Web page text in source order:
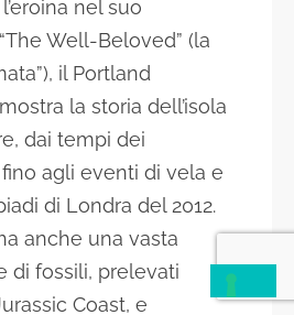
nel suo
Well-Beloved” (la
il Portland
la storia dell’isola
dai tempi dei
agli eventi di vela e
di Londra del 2012.
anche una vasta
di fossili, prelevati
Coast, e